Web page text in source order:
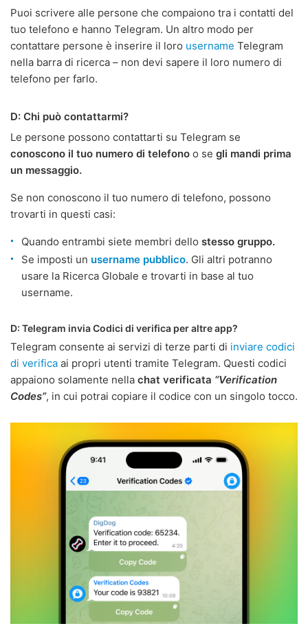
Puoi scrivere alle persone che compaiono tra i contatti del
tuo telefono e hanno Telegram. Un altro modo per
contattare persone è inserire il loro username Telegram
nella barra di ricerca – non devi sapere il loro numero di
telefono per farlo.
D: Chi può contattarmi?
Le persone possono contattarti su Telegram se
conoscono il tuo numero di telefono o se gli mandi prima
un messaggio.
Se non conoscono il tuo numero di telefono, possono
trovarti in questi casi:
Quando entrambi siete membri dello stesso gruppo.
Se imposti un username pubblico. Gli altri potranno
usare la Ricerca Globale e trovarti in base al tuo
username.
D: Telegram invia Codici di verifica per altre app?
Telegram consente ai servizi di terze parti di inviare codici
di verifica ai propri utenti tramite Telegram. Questi codici
appaiono solamente nella chat verificata “Verification
Codes”, in cui potrai copiare il codice con un singolo tocco.